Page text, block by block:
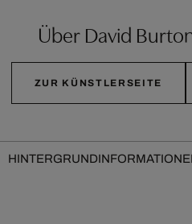
Über David
ZUR KÜNSTLERSEITE